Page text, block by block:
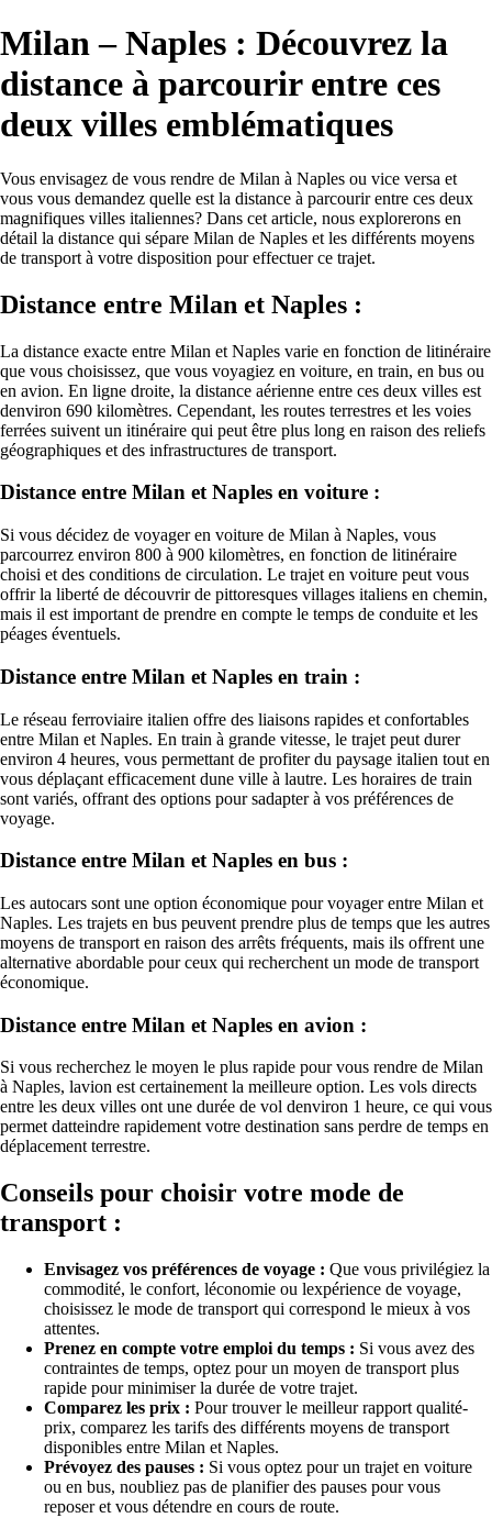
Milan – Naples : Découvrez la
distance à parcourir entre ces
deux villes emblématiques
Vous envisagez de vous rendre de Milan à Naples ou vice versa et
vous vous demandez quelle est la distance à parcourir entre ces deux
magnifiques villes italiennes? Dans cet article, nous explorerons en
détail la distance qui sépare Milan de Naples et les différents moyens
de transport à votre disposition pour effectuer ce trajet.
Distance entre Milan et Naples :
La distance exacte entre Milan et Naples varie en fonction de litinéraire
que vous choisissez, que vous voyagiez en voiture, en train, en bus ou
en avion. En ligne droite, la distance aérienne entre ces deux villes est
denviron 690 kilomètres. Cependant, les routes terrestres et les voies
ferrées suivent un itinéraire qui peut être plus long en raison des reliefs
géographiques et des infrastructures de transport.
Distance entre Milan et Naples en voiture :
Si vous décidez de voyager en voiture de Milan à Naples, vous
parcourrez environ 800 à 900 kilomètres, en fonction de litinéraire
choisi et des conditions de circulation. Le trajet en voiture peut vous
offrir la liberté de découvrir de pittoresques villages italiens en chemin,
mais il est important de prendre en compte le temps de conduite et les
péages éventuels.
Distance entre Milan et Naples en train :
Le réseau ferroviaire italien offre des liaisons rapides et confortables
entre Milan et Naples. En train à grande vitesse, le trajet peut durer
environ 4 heures, vous permettant de profiter du paysage italien tout en
vous déplaçant efficacement dune ville à lautre. Les horaires de train
sont variés, offrant des options pour sadapter à vos préférences de
voyage.
Distance entre Milan et Naples en bus :
Les autocars sont une option économique pour voyager entre Milan et
Naples. Les trajets en bus peuvent prendre plus de temps que les autres
moyens de transport en raison des arrêts fréquents, mais ils offrent une
alternative abordable pour ceux qui recherchent un mode de transport
économique.
Distance entre Milan et Naples en avion :
Si vous recherchez le moyen le plus rapide pour vous rendre de Milan
à Naples, lavion est certainement la meilleure option. Les vols directs
entre les deux villes ont une durée de vol denviron 1 heure, ce qui vous
permet datteindre rapidement votre destination sans perdre de temps en
déplacement terrestre.
Conseils pour choisir votre mode de
transport :
Envisagez vos préférences de voyage : Que vous privilégiez la
commodité, le confort, léconomie ou lexpérience de voyage,
choisissez le mode de transport qui correspond le mieux à vos
attentes.
Prenez en compte votre emploi du temps : Si vous avez des
contraintes de temps, optez pour un moyen de transport plus
rapide pour minimiser la durée de votre trajet.
Comparez les prix : Pour trouver le meilleur rapport qualité-
prix, comparez les tarifs des différents moyens de transport
disponibles entre Milan et Naples.
Prévoyez des pauses : Si vous optez pour un trajet en voiture
ou en bus, noubliez pas de planifier des pauses pour vous
reposer et vous détendre en cours de route.